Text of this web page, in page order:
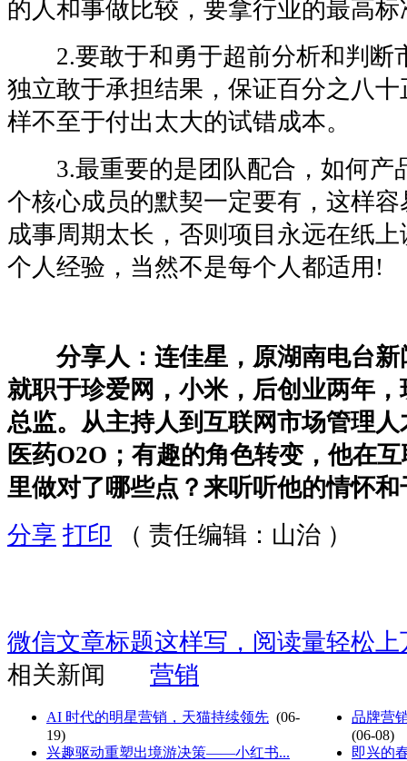
的人和事做比较，要拿行业的最高
2.要敢于和勇于超前分析和判断
独立敢于承担结果，保证百分之八
样不至于付出太大的试错成本。
3.最重要的是团队配合，如何产
个核心成员的默契一定要有，这样
成事周期太长，否则项目永远在纸
个人经验，当然不是每个人都适用!
分享人：连佳星，原湖南电台
就职于珍爱网，小米，后创业两年
总监。从主持人到互联网市场管理
医药O2O；有趣的角色转变，他在
里做对了哪些点？来听听他的情怀
分享 打印 （ 责任编辑：山治 ）
微信文章标题这样写，阅读量轻松上
相关新闻
营销
AI 时代的明星营销，天猫持续领先 (06-
19)
兴趣驱动重塑出境游决策——小红书...
品牌营
(06-08)
即兴的